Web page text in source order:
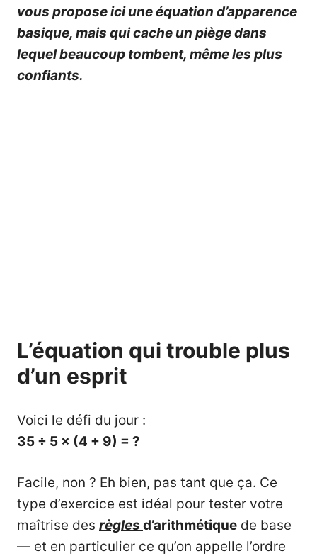
vous propose ici une équation d’apparence
basique, mais qui cache un piège dans
lequel beaucoup tombent, même les plus
confiants.
L’équation qui trouble plus
d’un esprit
Voici le défi du jour :
35 ÷ 5 × (4 + 9) = ?
Facile, non ? Eh bien, pas tant que ça. Ce
type d’exercice est idéal pour tester votre
maîtrise des règles d’arithmétique de base
— et en particulier ce qu’on appelle l’ordre